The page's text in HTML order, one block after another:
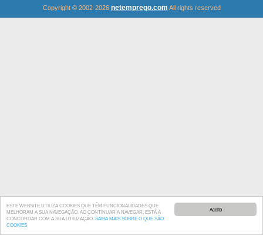
Aceito
ESTE WEBSITE UTILIZA COOKIES QUE TÊM FUNCIONALIDADES QUE
MELHORAM A SUA NAVEGAÇÃO. AO CONTINUAR A NAVEGAR, ESTÁ A
CONCORDAR COM A SUA UTILIZAÇÃO. SAIBA MAIS SOBRE O QUE SÃO
COOKIES
Copyright © 2002-2026 netemprego.com All rights reserved